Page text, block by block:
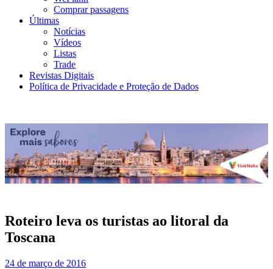
Comprar passagens
Últimas
Notícias
Vídeos
Listas
Trade
Revistas Digitais
Política de Privacidade e Proteção de Dados
Roteiro leva os turistas ao litoral da
Toscana
24 de março de 2016